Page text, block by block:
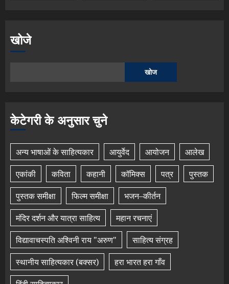
खोजे
खोज
केटेगरी के अनुसार चुने
अन्य भाषाओं के साहित्यकार आयुर्वेद आयोजन
आलेख
एकांकी
कविता कहानी कॉमिक्स पत्र
पुस्तक
पुस्तक समीक्षा
फिल्म समीक्षा
भजन–कीर्तन
मंदिर दर्शन और यात्रा साहित्य
महान रचनाएं
विद्यावाचस्पति अश्विनी राय "अरुण"
साहित्य संग्रह
स्थानीय साहित्यकार (बक्सर)
हरा भारत हरा गाँव